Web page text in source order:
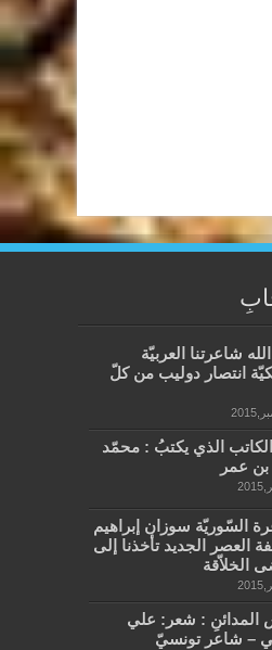
شاعرتنا العربيّة
انتصار دوليب من كلّ
الذي يكتبُ : محمّد
عمر
السّوريّة سوزان إبراهيم
العصر الجديد تأخذنا إلى
الخلاّقة
المدائنِ : شعر: علي
– شاعر تونسيّ